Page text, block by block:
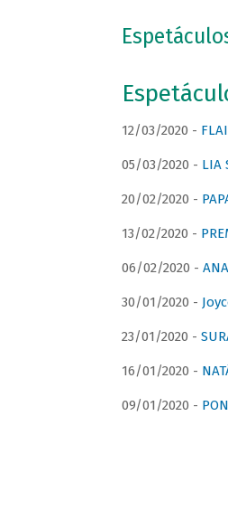
12/03/2020 -
05/03/2020 - LIA
20/02/2020 -
13/02/2020 -
06/02/2020 -
30/01/2020 -
23/01/2020 -
16/01/2020 -
09/01/2020 -